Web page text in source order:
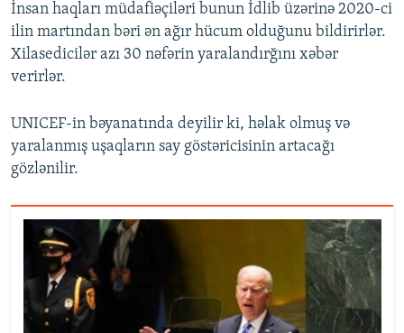
İnsan haqları müdafiəçiləri bunun İdlib üzərinə 2020-ci
ilin martından bəri ən ağır hücum olduğunu bildirirlər.
Xilasedicilər azı 30 nəfərin yaralandırğını xəbər
verirlər.
UNICEF-in bəyanatında deyilir ki, həlak olmuş və
yaralanmış uşaqların say göstəricisinin artacağı
gözlənilir.